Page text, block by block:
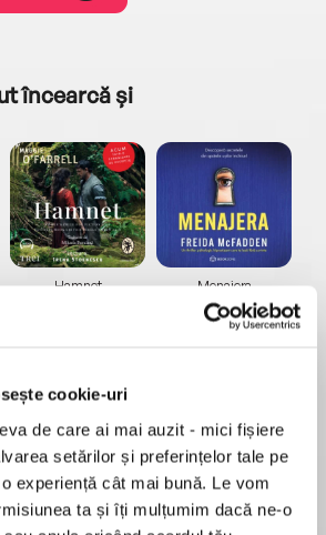
cookie-uri
de care ai mai auzit - mici fișiere
setărilor și preferințelor tale pe
experiență cât mai bună. Le vom
ta și îți mulțumim dacă ne-o
încearcă și
Hamnet
Diavolul se îmbracă de
la...
Lauren Weisberger
Menajera
Freida McFadden
Migdală
Sohn Won-pyung